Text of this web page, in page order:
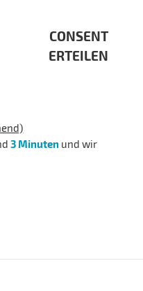
CONSENT
ERTEILEN
3 Minuten und wir